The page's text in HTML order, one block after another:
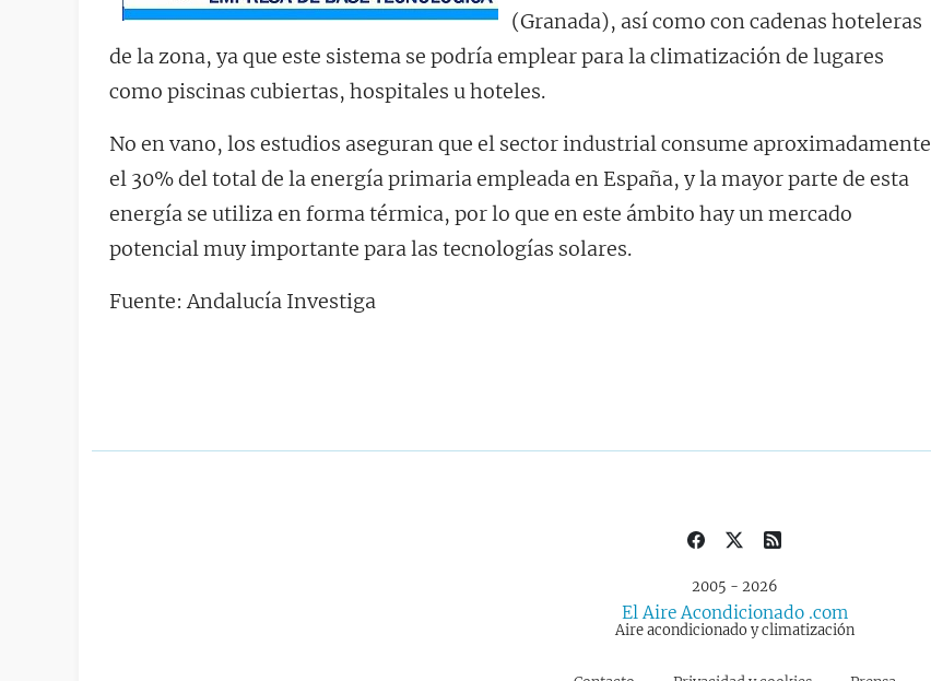
(Granada), así como con cadenas hoteleras
de la zona, ya que este sistema se podría emplear para la climatización de lugares
como piscinas cubiertas, hospitales u hoteles.
No en vano, los estudios aseguran que el sector industrial consume aproximadamente
el 30% del total de la energía primaria empleada en España, y la mayor parte de esta
energía se utiliza en forma térmica, por lo que en este ámbito hay un mercado
potencial muy importante para las tecnologías solares.
Fuente: Andalucía Investiga
2005 - 2026
El Aire Acondicionado .com
Aire acondicionado y climatización